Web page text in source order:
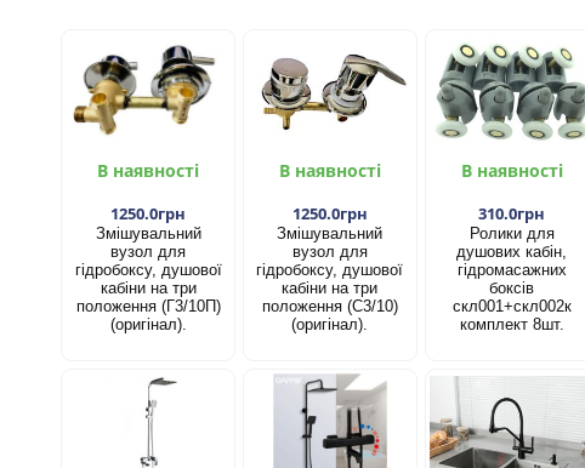
В наявності
1250.0грн
Змішувальний
вузол для
гідробоксу, душової
кабіни на три
положення (Г3/10П)
(оригінал).
В наявності
1250.0грн
Змішувальний
вузол для
гідробоксу, душової
кабіни на три
положення (С3/10)
(оригінал).
В наявності
310.0грн
Ролики для
душових кабін,
гідромасажних
боксів
скл001+скл002к
комплект 8шт.